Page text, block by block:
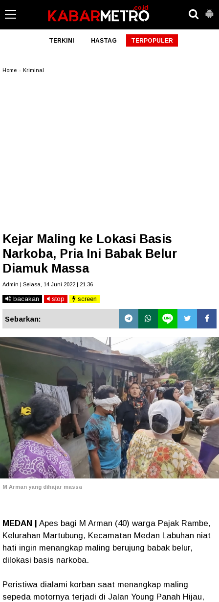
TERKINI HASTAG TERPOPULER
Home Kriminal
Kejar Maling ke Lokasi Basis
Narkoba, Pria Ini Babak Belur
Diamuk Massa
Admin | Selasa, 14 Juni 2022 | 21.36
bacakan stop screen
Sebarkan:
M Arman yang dihajar massa
MEDAN | Apes bagi M Arman (40) warga Pajak Rambe,
Kelurahan Martubung, Kecamatan Medan Labuhan niat
hati ingin menangkap maling berujung babak belur,
dilokasi basis narkoba.
Peristiwa dialami korban saat menangkap maling
sepeda motornya terjadi di Jalan Young Panah Hijau,